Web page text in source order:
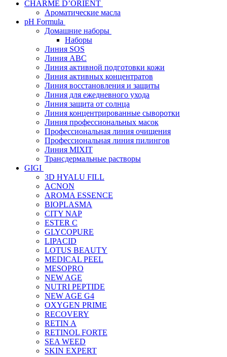
CHARME D’ORIENT
Ароматические масла
pH Formula
Домашние наборы
Наборы
Линия SOS
Линия АВС
Линия активной подготовки кожи
Линия активных концентратов
Линия восстановления и защиты
Линия для ежедневного ухода
Линия защита от солнца
Линия концентрированные сыворотки
Линия профессиональных масок
Профессиональная линия очищения
Профессиональная линия пилингов
Линия MIXIT
Трансдермальные растворы
GIGI
3D HYALU FILL
ACNON
AROMA ESSENCE
BIOPLASMA
CITY NAP
ESTER C
GLYCOPURE
LIPACID
LOTUS BEAUTY
MEDICAL PEEL
MESOPRO
NEW AGE
NUTRI PEPTIDE
NEW AGE G4
OXYGEN PRIME
RECOVERY
RETIN A
RETINOL FORTE
SEA WEED
SKIN EXPERT